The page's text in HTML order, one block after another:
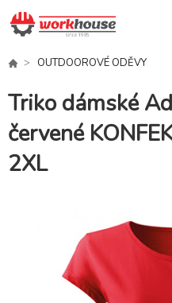
OUTDOOROVÉ ODĚVY
Triko dámské
červené
2XL